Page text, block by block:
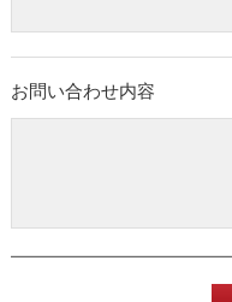
お問い合わせ内容